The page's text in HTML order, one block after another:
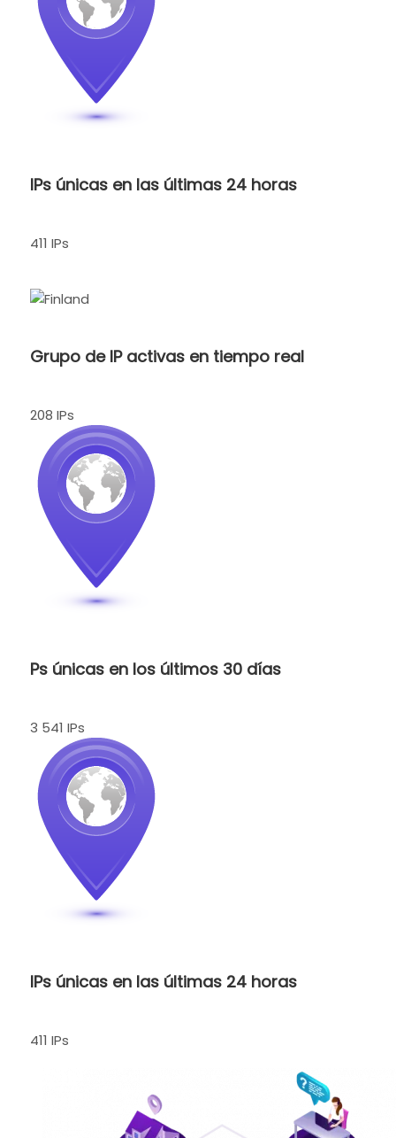
IPs únicas en las últimas 24 horas
411 IPs
Grupo de IP activas en tiempo real
208 IPs
Ps únicas en los últimos 30 días
3 541 IPs
IPs únicas en las últimas 24 horas
411 IPs